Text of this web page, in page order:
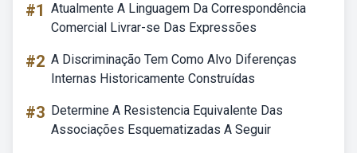
#1 Atualmente A Linguagem Da Correspondência
Comercial Livrar-se Das Expressões
#2 A Discriminação Tem Como Alvo Diferenças
Internas Historicamente Construídas
#3 Determine A Resistencia Equivalente Das
Associações Esquematizadas A Seguir